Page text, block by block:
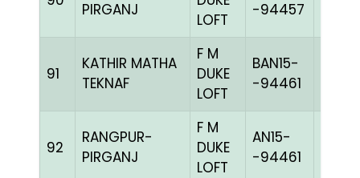
PIRGANJ
LOFT
-94457
91
KATHIR MATHA
TEKNAF
F M
DUKE
LOFT
BAN15-
-94461
92
RANGPUR-
PIRGANJ
F M
DUKE
LOFT
AN15-
-94461